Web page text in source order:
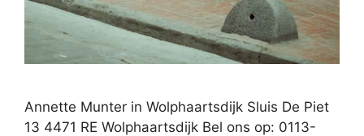
Annette Munter in Wolphaartsdijk Sluis De Piet
13 4471 RE Wolphaartsdijk Bel ons op: 0113-